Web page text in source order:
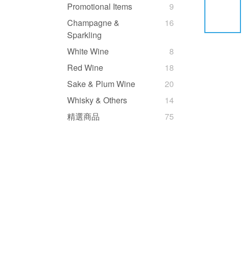
Promotional Items
9
Champagne &
Sparkling
16
White Wine
8
Red Wine
18
Sake & Plum Wine
20
Whisky & Others
14
精選商品
75